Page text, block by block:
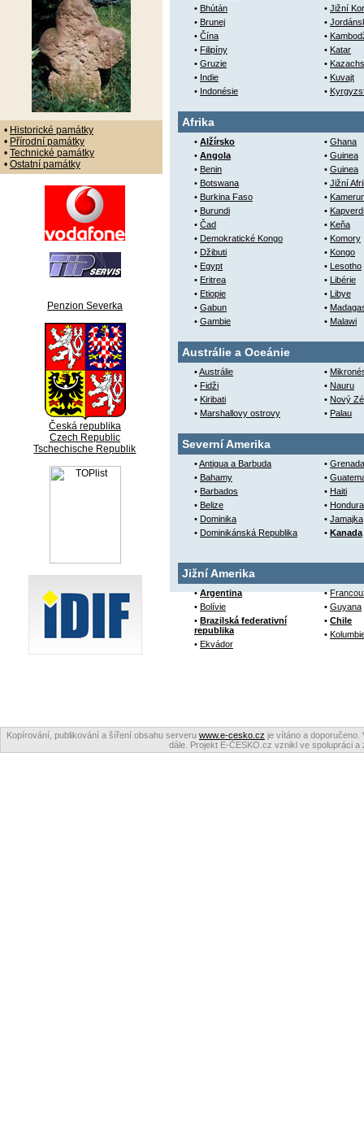
• Historické památky
• Přírodní památky
• Technické památky
• Ostatní památky
Penzion Severka
Česká republika
Czech Republic
Tschechische Republik
• Bhútán
• Brunej
• Čína
• Filipíny
• Gruzie
• Indie
• Indonésie
• Jižní
•
•
• Katar
•
• Kuvajt
•
Afrika
• Alžírsko
• Angola
• Benin
• Botswana
• Burkina Faso
• Burundi
• Čad
• Demokratické Kongo
• Džibuti
• Egypt
• Eritrea
• Etiopie
• Gabun
• Gambie
• Ghana
• Guinea
• Guinea
• Jižní
•
•
• Keňa
• Komory
• Kongo
• Lesotho
• Libérie
• Libye
•
• Malawi
Austrálie a Oceánie
•Austrálie
• Fidži
• Kiribati
• Marshallovy ostrovy
•
• Nauru
• Nový
• Palau
Severní Amerika
•Antigua a Barbuda
• Bahamy
• Barbados
• Belize
• Dominika
• Dominikánská Republika
• Grenada
•
• Haiti
•
• Jamajka
• Kanada
Jižní Amerika
•Argentina
• Bolívie
• Brazilská federativní
republika
• Ekvádor
•
• Guyana
• Chile
•
Kopírování, publikování a šíření obsahu serveru www.e-cesko.cz je vítáno a doporučeno.
dále. Projekt E-ČESKO.cz vznikl ve spolupráci